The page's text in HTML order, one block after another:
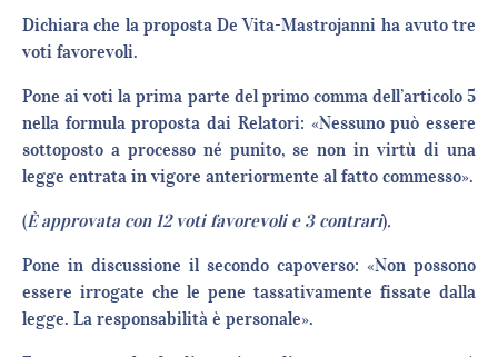
Dichiara che la proposta De Vita-Mastrojanni ha avuto tre
voti favorevoli.
Pone ai voti la prima parte del primo comma dell’articolo 5
nella formula proposta dai Relatori: «Nessuno può essere
sottoposto a processo né punito, se non in virtù di una
legge entrata in vigore anteriormente al fatto commesso».
(È approvata con 12 voti favorevoli e 3 contrari).
Pone in discussione il secondo capoverso: «Non possono
essere irrogate che le pene tassativamente fissate dalla
legge. La responsabilità è personale».